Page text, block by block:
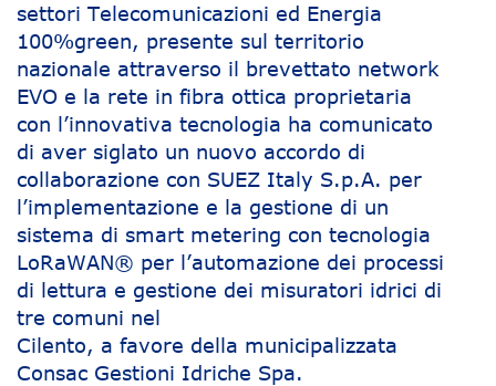
settori Telecomunicazioni ed Energia
100%green, presente sul territorio
nazionale attraverso il brevettato network
EVO e la rete in fibra ottica proprietaria
con l’innovativa tecnologia ha comunicato
di aver siglato un nuovo accordo di
collaborazione con SUEZ Italy S.p.A. per
l’implementazione e la gestione di un
sistema di smart metering con tecnologia
LoRaWAN® per l’automazione dei processi
di lettura e gestione dei misuratori idrici di
tre comuni nel
Cilento, a favore della municipalizzata
Consac Gestioni Idriche Spa.